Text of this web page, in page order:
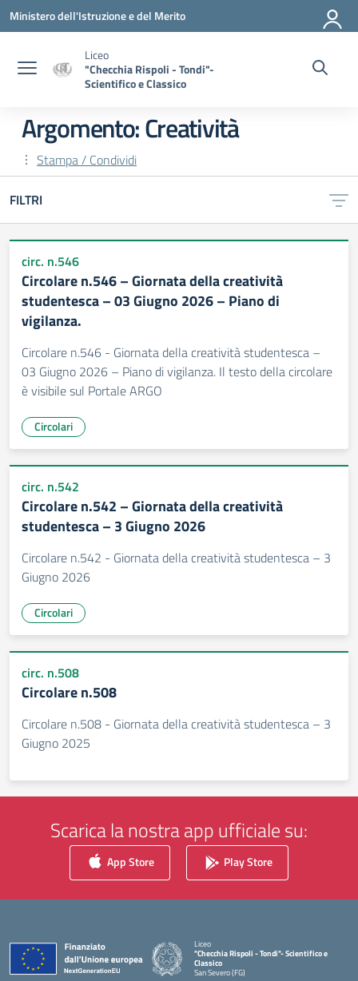
Vai ai contenuti
Vai al menu di navigazione
Vai al footer
Ministero dell'Istruzione e del Merito
Liceo
"Checchia Rispoli - Tondi"-
Scientifico e Classico
Argomento: Creatività
Stampa / Condividi
FILTRI
circ. n.546
Circolare n.546 – Giornata della creatività
studentesca – 03 Giugno 2026 – Piano di
vigilanza.
Circolare n.546 - Giornata della creatività studentesca –
03 Giugno 2026 – Piano di vigilanza. Il testo della circolare
è visibile sul Portale ARGO
Circolari
circ. n.542
Circolare n.542 – Giornata della creatività
studentesca – 3 Giugno 2026
Circolare n.542 - Giornata della creatività studentesca – 3
Giugno 2026
Circolari
circ. n.508
Circolare n.508
Circolare n.508 - Giornata della creatività studentesca – 3
Giugno 2025
Scarica la nostra app ufficiale su:
App Store Play Store
Liceo
"Checchia Rispoli - Tondi"- Scientifico e
Classico
San Severo (FG)